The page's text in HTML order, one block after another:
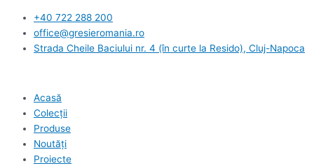
content
+40 722 288 200
office@gresieromania.ro
Strada Cheile Baciului nr. 4 (în curte la Resido), Cluj-Napoca
Acasă
Colecții
Produse
Noutăți
Proiecte